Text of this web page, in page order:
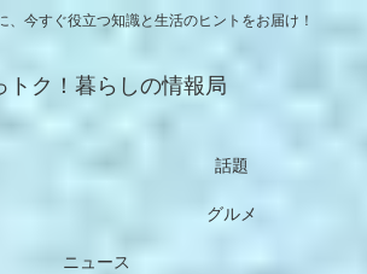
、今すぐ役立つ知識と生活のヒントをお届け！
トク！暮らしの情報局
話題
グルメ
ニュース